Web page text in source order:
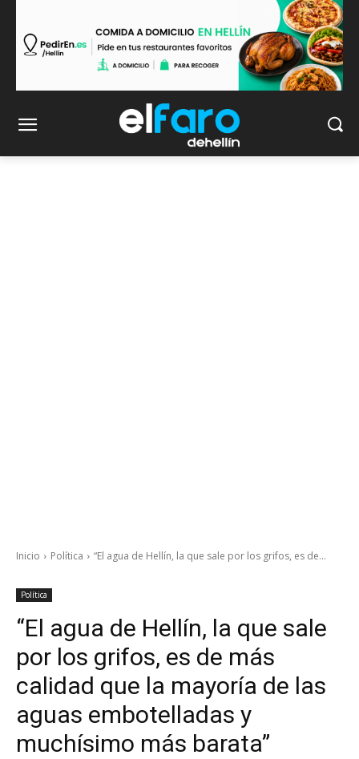
Inicio Política “El agua de Hellín, la que sale por los grifos, es de...
Política
“El agua de Hellín, la que sale
por los grifos, es de más
calidad que la mayoría de las
aguas embotelladas y
muchísimo más barata”